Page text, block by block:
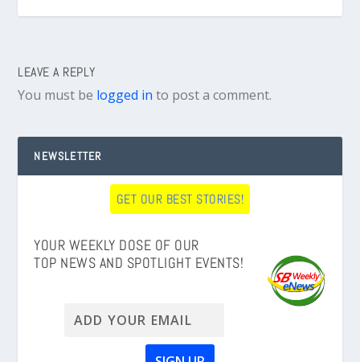
LEAVE A REPLY
You must be logged in to post a comment.
NEWSLETTER
GET OUR BEST STORIES!
YOUR WEEKLY DOSE OF OUR
TOP NEWS AND SPOTLIGHT EVENTS!